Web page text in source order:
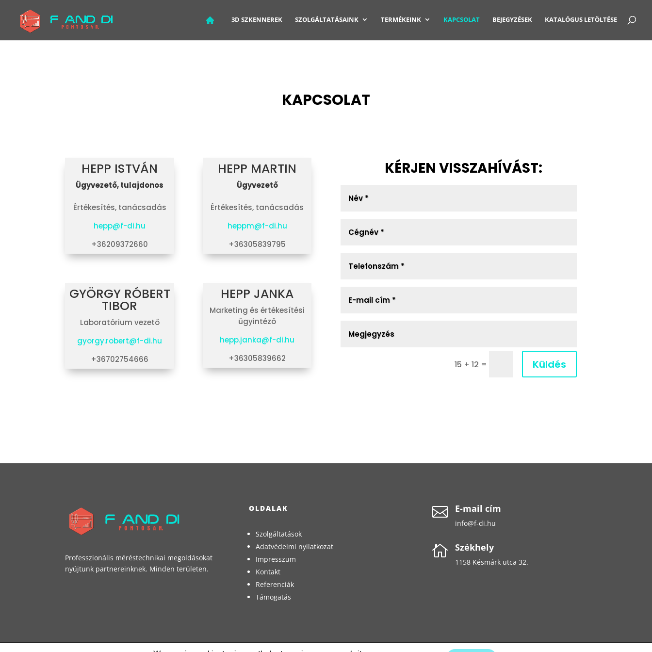
3D SZKENNEREK SZOLGÁLTATÁSAINK TERMÉKEINK KAPCSOLAT BEJEGYZÉSEK KATALÓGUS LETÖLTÉSE
KAPCSOLAT
HEPP ISTVÁN
Ügyvezető, tulajdonos
Értékesítés, tanácsadás
hepp@f-di.hu
+36209372660
GYÖRGY RÓBERT
TIBOR
Laboratórium vezető
gyorgy.robert@f-di.hu
+36702754666
HEPP MARTIN
Ügyvezető
Értékesítés, tanácsadás
heppm@f-di.hu
+36305839795
HEPP JANKA
Marketing és értékesítési
ügyintéző
hepp.janka@f-di.hu
+36305839662
KÉRJEN VISSZAHÍVÁST:
15 + 12 = Küldés
Professzionális méréstechnikai megoldásokat
nyújtunk partnereinknek. Minden területen.
OLDALAK
Szolgáltatások
Adatvédelmi nyilatkozat
Impresszum
Kontakt
Referenciák
Támogatás
 E-mail cím
info@f-di.hu
 Székhely
1158 Késmárk utca 32.